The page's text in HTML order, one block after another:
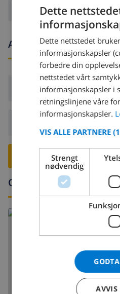
Ankomst- og avgangstider
Ankomst:Fra
RESERVER
Omgivelser
Les mer
Spania >
Dette
Dette nettstedet bruker
informasjonskapsler
forbedre din
nettstedet vårt
informasjonskapsler i
retningslinjene våre for
informasjonskapsler.
VIS ALLE PARTNERE
Strengt
nødvendig
AVVIS